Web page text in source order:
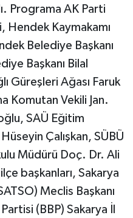
Programa AK Parti
Hendek Kaymakamı
Belediye Başkanı
Başkanı Bilal
Güreşleri Ağası Faruk
Komutan Vekili Jan.
SAÜ Eğitim
Çalışkan, SÜBÜ
Müdürü Doç. Dr. Ali
başkanları, Sakarya
Meclis Başkanı
(BBP) Sakarya İl